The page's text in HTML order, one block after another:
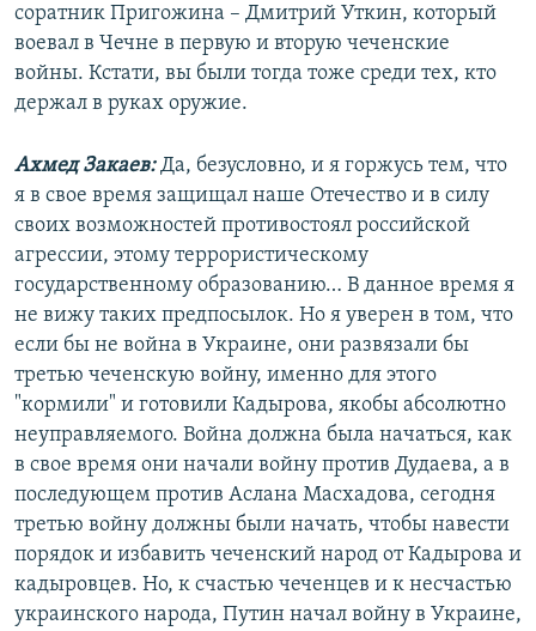
соратник Пригожина – Дмитрий Уткин, который
воевал в Чечне в первую и вторую чеченские
войны. Кстати, вы были тогда тоже среди тех, кто
держал в руках оружие.
Ахмед Закаев:Да, безусловно, и я горжусь тем, что
я в свое время защищал наше Отечество и в силу
своих возможностей противостоял российской
агрессии, этому террористическому
государственному образованию… В данное время я
не вижу таких предпосылок. Но я уверен в том, что
если бы не война в Украине, они развязали бы
третью чеченскую войну, именно для этого
"кормили" и готовили Кадырова, якобы абсолютно
неуправляемого. Война должна была начаться, как
в свое время они начали войну против Дудаева, а в
последующем против Аслана Масхадова, сегодня
третью войну должны были начать, чтобы навести
порядок и избавить чеченский народ от Кадырова и
кадыровцев. Но, к счастью чеченцев и к несчастью
украинского народа, Путин начал войну в Украине,